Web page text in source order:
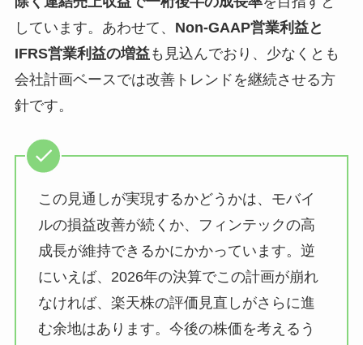
しています。あわせて、 Non-GAAP営業利益と
IFRS営業利益の増益も見込んでおり、少なくとも
会社計画ベースでは改善トレンドを継続させる方
針です。
この見通しが実現するかどうかは、モバイ
ルの損益改善が続くか、フィンテックの高
成長が維持できるかにかかっています。逆
にいえば、2026年の決算でこの計画が崩れ
なければ、楽天株の評価見直しがさらに進
む余地はあります。今後の株価を考えるう